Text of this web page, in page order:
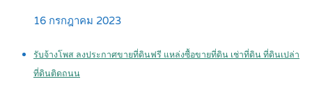
16 กรกฎาคม 2023
รับจ้างโพส ลงประกาศขายที่ดินฟรี แหล่งซื้อขายที่ดิน เช่าที่ดิน ที่ดินเปล่า
ที่ดินติดถนน